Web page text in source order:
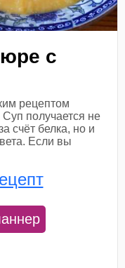
с
рецептом
Суп получается не
счёт белка, но и
Если вы